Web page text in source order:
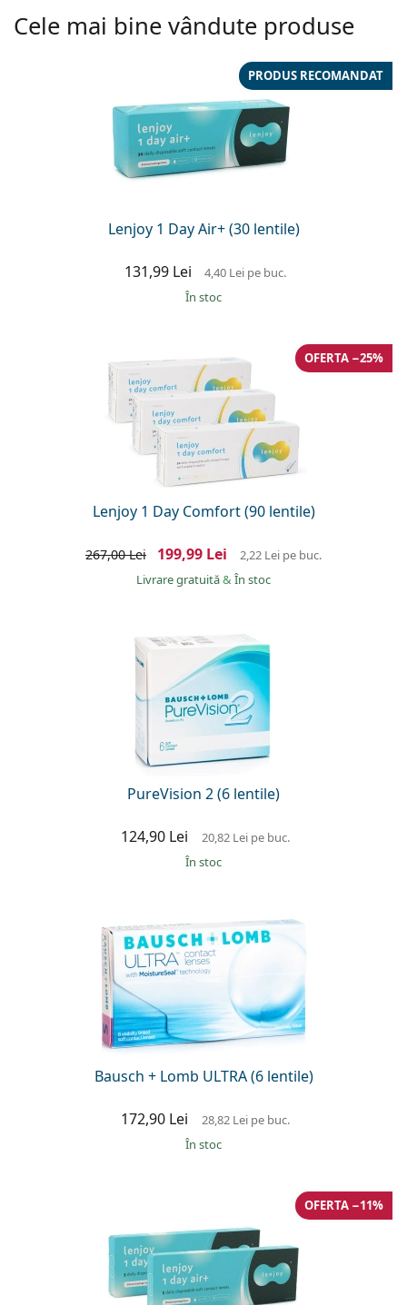
Cele mai bine vândute produse
Lenjoy 1 Day Air+ (30 lentile)
PRODUS RECOMANDAT
131,99 Lei 4,40 Lei pe buc.
În stoc
Lenjoy 1 Day Comfort (90 lentile)
OFERTA −25%
267,00 Lei 199,99 Lei 2,22 Lei pe buc.
Livrare gratuită& În stoc
PureVision 2 (6 lentile)
124,90 Lei 20,82 Leipe buc.
În stoc
Bausch + Lomb ULTRA (6 lentile)
172,90 Lei 28,82 Leipe buc.
În stoc
OFERTA −11%